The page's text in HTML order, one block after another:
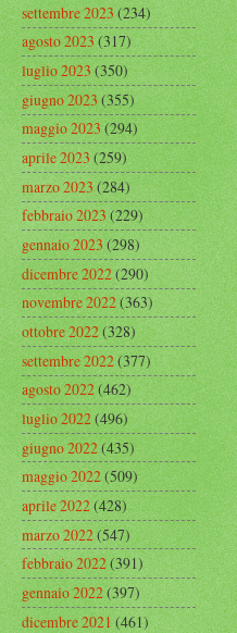
settembre 2023(234)
agosto 2023(317)
luglio 2023(350)
giugno 2023(355)
maggio 2023(294)
aprile 2023(259)
marzo 2023(284)
febbraio 2023(229)
gennaio 2023(298)
dicembre 2022(290)
novembre 2022(363)
ottobre 2022(328)
settembre 2022(377)
agosto 2022(462)
luglio 2022(496)
giugno 2022(435)
maggio 2022(509)
aprile 2022(428)
marzo 2022(547)
febbraio 2022(391)
gennaio 2022(397)
dicembre 2021(461)